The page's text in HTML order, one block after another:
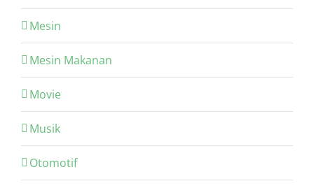
Mesin
Mesin Makanan
Movie
Musik
Otomotif